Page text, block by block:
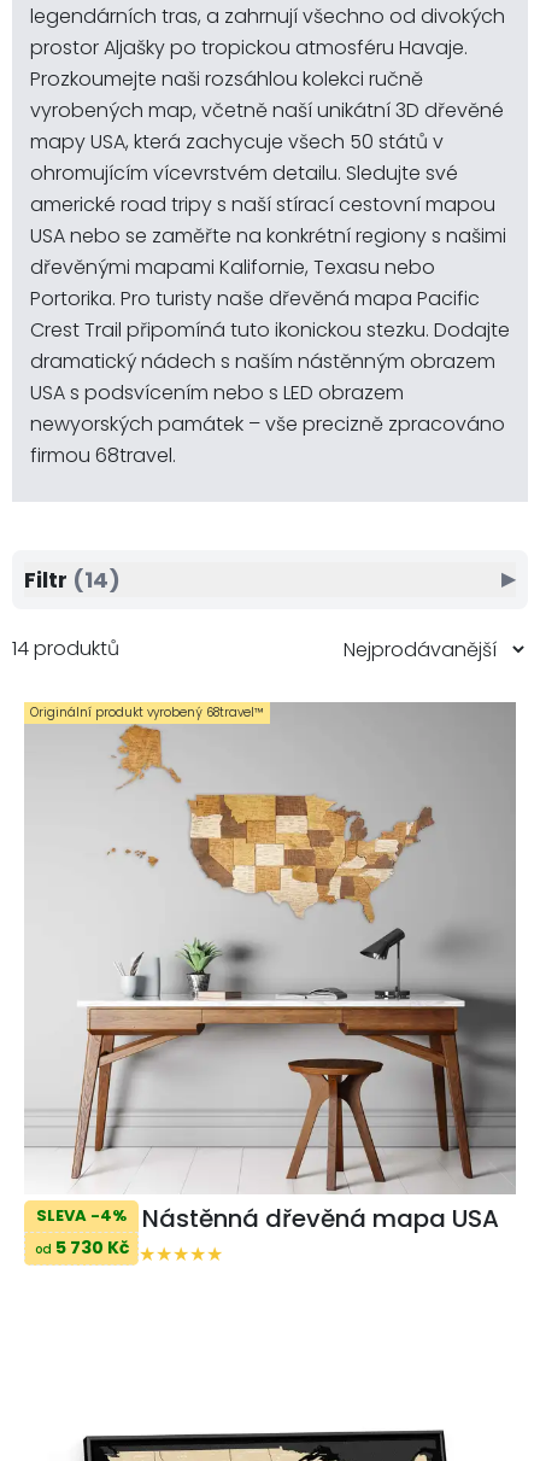
legendárních tras, a zahrnují všechno od divokých
prostor Aljašky po tropickou atmosféru Havaje.
Prozkoumejte naši rozsáhlou kolekci ručně
vyrobených map, včetně naší unikátní 3D dřevěné
mapy USA, která zachycuje všech 50 států v
ohromujícím vícevrstvém detailu. Sledujte své
americké road tripy s naší stírací cestovní mapou
USA nebo se zaměřte na konkrétní regiony s našimi
dřevěnými mapami Kalifornie, Texasu nebo
Portorika. Pro turisty naše dřevěná mapa Pacific
Crest Trail připomíná tuto ikonickou stezku. Dodajte
dramatický nádech s naším nástěnným obrazem
USA s podsvícením nebo s LED obrazem
newyorských památek – vše precizně zpracováno
firmou 68travel.
14 produktů
SLEVA -4%
od 5 730 Kč
Nástěnná dřevěná mapa USA
Originální produkt vyrobený 68travel™️
Filtr (14) ▶